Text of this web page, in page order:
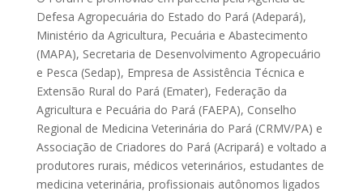
Defesa Agropecuária do Estado do Pará (Adepará),
Ministério da Agricultura, Pecuária e Abastecimento
(MAPA), Secretaria de Desenvolvimento Agropecuário
e Pesca (Sedap), Empresa de Assistência Técnica e
Extensão Rural do Pará (Emater), Federação da
Agricultura e Pecuária do Pará (FAEPA), Conselho
Regional de Medicina Veterinária do Pará (CRMV/PA) e
Associação de Criadores do Pará (Acripará) e voltado a
produtores rurais, médicos veterinários, estudantes de
medicina veterinária, profissionais autônomos ligados